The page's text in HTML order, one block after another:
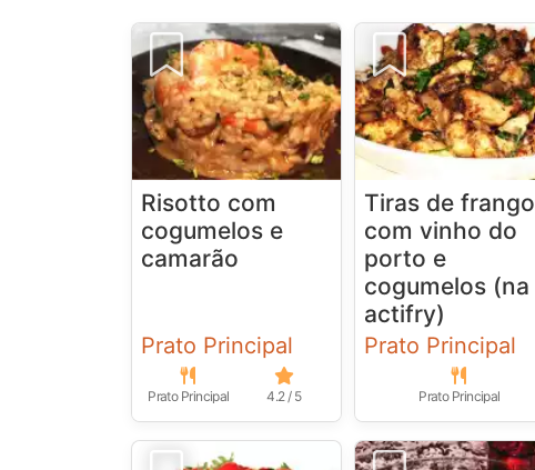
Risotto com
cogumelos e
camarão
Prato Principal
Prato Principal 4.2 / 5
Tiras de frango
com vinho do
porto e
cogumelos (na
actifry)
Prato Principal
Prato Principal